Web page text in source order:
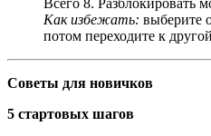
Всего 8. Разблокировать
Как избежать: выберите
потом переходите к
Советы для новичков
5 стартовых шагов